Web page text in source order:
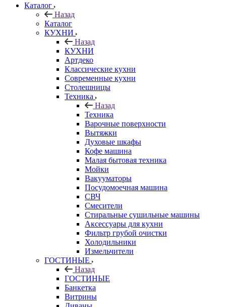
Каталог
Назад
Каталог
КУХНИ
Назад
КУХНИ
Артдеко
Классические кухни
Современные кухни
Столешницы
Техника
Назад
Техника
Варочные поверхности
Вытяжки
Духовые шкафы
Кофе машина
Малая бытовая техника
Мойки
Вакууматоры
Посудомоечная машина
СВЧ
Смесители
Стиральные сушильные машины
Аксессуары для кухни
Фильтр грубой очистки
Холодильники
Измельчители
ГОСТИНЫЕ
Назад
ГОСТИНЫЕ
Банкетка
Витрины